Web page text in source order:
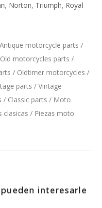
, Norton, Triumph, Royal
motorcycle parts /
motorcycles parts /
/ Oldtimer motorcycles /
parts / Vintage
/ Classic parts / Moto
/ Piezas moto
interesarle